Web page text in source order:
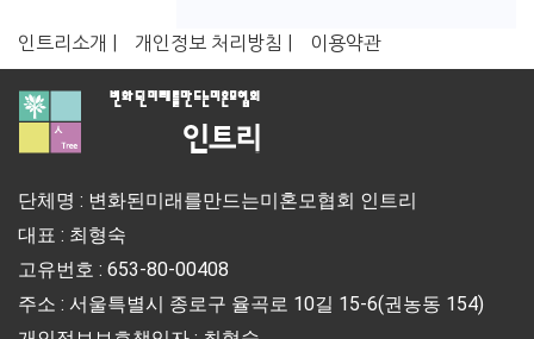
인트리소개 | 개인정보 처리방침 | 이용약관
단체명 : 변화된미래를만드는미혼모협회 인트리
대표 : 최형숙
고유번호 : 653-80-00408
주소 : 서울특별시 종로구 율곡로 10길 15-6(권농동 154)